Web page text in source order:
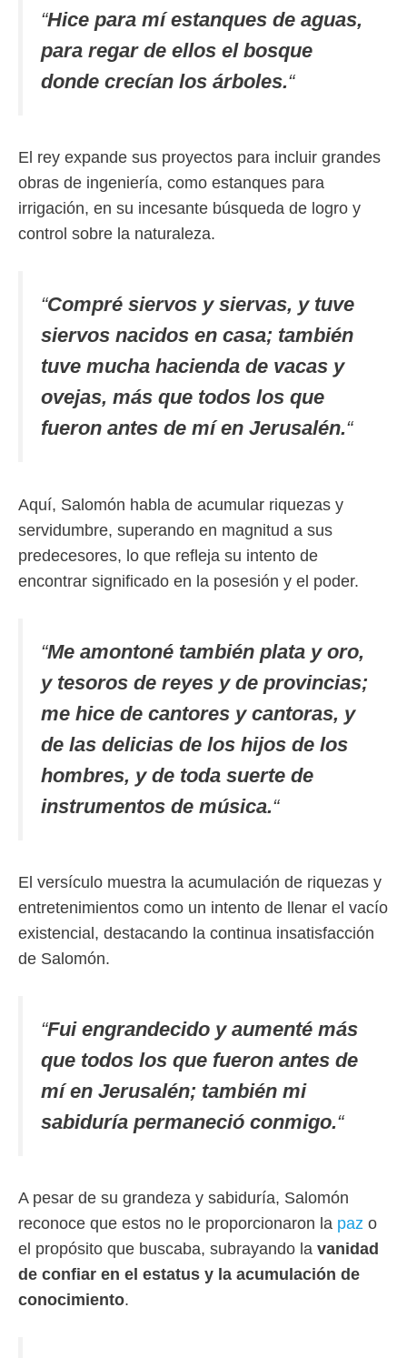
“Hice para mí estanques de aguas,
para regar de ellos el bosque
donde crecían los árboles.“
El rey expande sus proyectos para incluir grandes
obras de ingeniería, como estanques para
irrigación, en su incesante búsqueda de logro y
control sobre la naturaleza.
“Compré siervos y siervas, y tuve
siervos nacidos en casa; también
tuve mucha hacienda de vacas y
ovejas, más que todos los que
fueron antes de mí en Jerusalén.“
Aquí, Salomón habla de acumular riquezas y
servidumbre, superando en magnitud a sus
predecesores, lo que refleja su intento de
encontrar significado en la posesión y el poder.
“Me amontoné también plata y oro,
y tesoros de reyes y de provincias;
me hice de cantores y cantoras, y
de las delicias de los hijos de los
hombres, y de toda suerte de
instrumentos de música.“
El versículo muestra la acumulación de riquezas y
entretenimientos como un intento de llenar el vacío
existencial, destacando la continua insatisfacción
de Salomón.
“Fui engrandecido y aumenté más
que todos los que fueron antes de
mí en Jerusalén; también mi
sabiduría permaneció conmigo.“
A pesar de su grandeza y sabiduría, Salomón
reconoce que estos no le proporcionaron la paz o
el propósito que buscaba, subrayando la vanidad
de confiar en el estatus y la acumulación de
conocimiento.